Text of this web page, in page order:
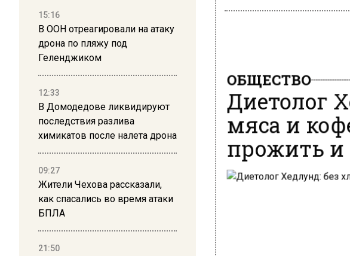
15:16
В ООН отреагировали на атаку
дрона по пляжу под
Геленджиком
12:33
В Домодедове ликвидируют
последствия разлива
химикатов после налета дрона
09:27
Жители Чехова рассказали,
как спасались во время атаки
БПЛА
21:50
ОБЩЕСТВО
Диетолог
мяса и
прожить и